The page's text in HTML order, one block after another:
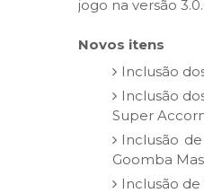
jogo na versão
Novos itens
Inclusão
Inclusão
Super
Inclusão
Goomba
Inclusão